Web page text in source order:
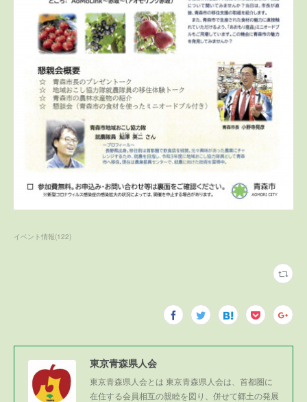
イベント情報(122)
東京青森県人会
東京青森県人会とは 東京青森県人会は、首都圏に
在住する会員相互の親睦を図り、併せて郷土の発展